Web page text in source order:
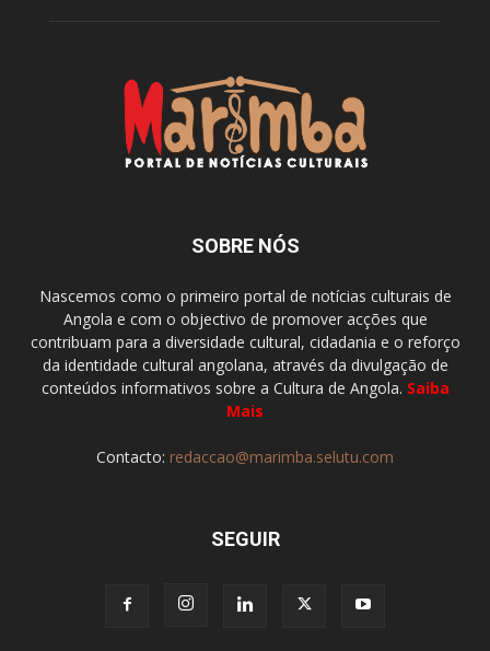
SOBRE NÓS
Nascemos como o primeiro portal de notícias culturais de
Angola e com o objectivo de promover acções que
contribuam para a diversidade cultural, cidadania e o reforço
da identidade cultural angolana, através da divulgação de
conteúdos informativos sobre a Cultura de Angola. Saiba
Mais
Contacto: redaccao@marimba.selutu.com
SEGUIR